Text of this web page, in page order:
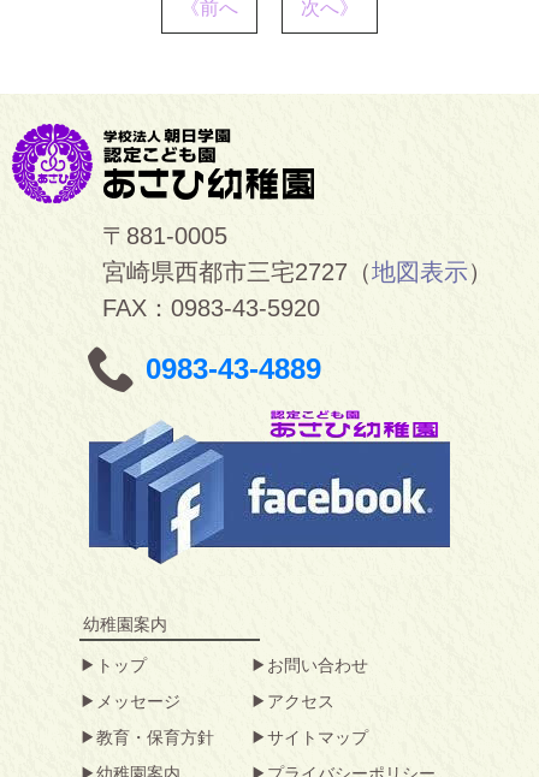
《前へ 次へ》
〒881-0005
宮崎県西都市三宅2727（地図表示）
FAX：0983-43-5920
0983-43-4889
幼稚園案内
トップ
メッセージ
教育・保育方針
お問い合わせ
アクセス
サイトマップ